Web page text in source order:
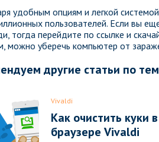
удобным опциям и легкой
пользователей. Если вы
тогда перейдите по ссылке и
можно уберечь компьютер от
другие статьи по
Vivaldi
Как очистить куки в
браузере Vivaldi